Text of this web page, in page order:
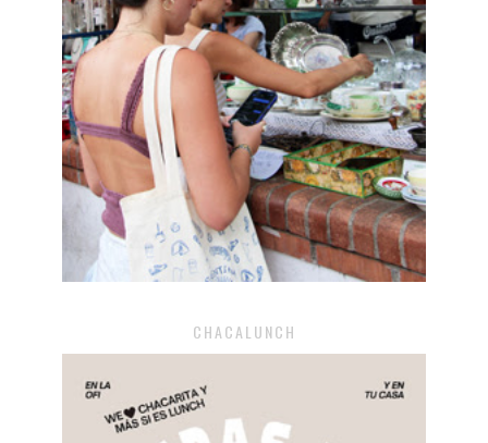
CHACALUNCH